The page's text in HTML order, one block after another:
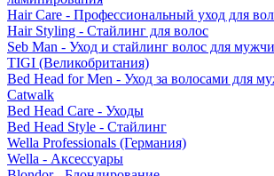
Hair Care - Профессиональный уход для
Hair Styling - Стайлинг для волос
Seb Man - Уход и стайлинг волос для
TIGI (Великобритания)
Bed Head for Men - Уход за волосами для
Catwalk
Bed Head Care - Уходы
Bed Head Style - Стайлинг
Wella Professionals (Германия)
Wella - Аксессуары